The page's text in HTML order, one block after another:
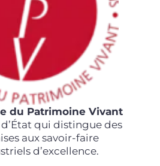
du Patrimoine Vivant
qui distingue des
aux savoir-faire
d’excellence.